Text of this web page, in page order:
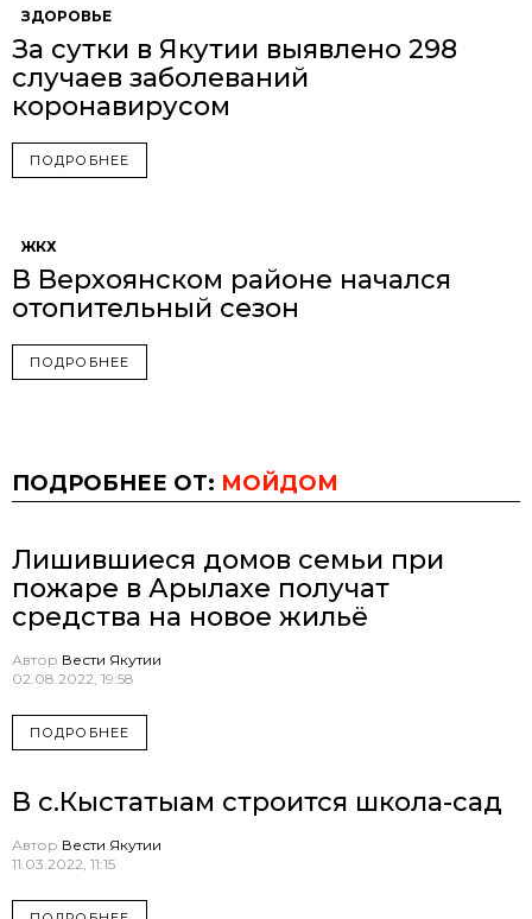
ЗДОРОВЬЕ
За сутки в Якутии выявлено 298
случаев заболеваний
коронавирусом
ПОДРОБНЕЕ
ЖКХ
В Верхоянском районе начался
отопительный сезон
ПОДРОБНЕЕ
ПОДРОБНЕЕ ОТ: МОЙДОМ
Лишившиеся домов семьи при
пожаре в Арылахе получат
средства на новое жильё
Автор Вести Якутии
02.08.2022, 19:58
ПОДРОБНЕЕ
В с.Кыстатыам строится школа-сад
Автор Вести Якутии
11.03.2022, 11:15